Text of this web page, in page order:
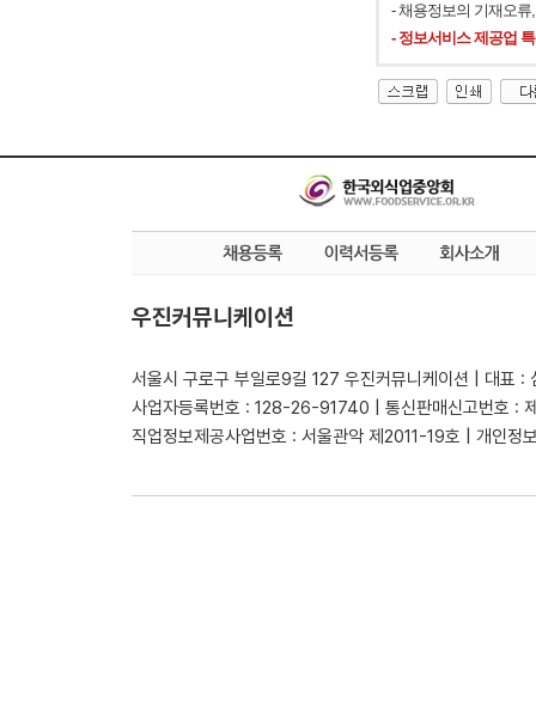
- 채용정보의 기재오
- 정보서비스 제공업
우진커뮤니케이션
서울시 구로구 부일로9길 127 우진커뮤니케이션 | 대표 :
사업자등록번호 : 128-26-91740 | 통신판매신고번호 :
직업정보제공사업번호 : 서울관악 제2011-19호 | 개인정